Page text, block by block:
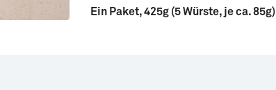
Ein Paket, 425g (5 Würste, je ca. 85g)